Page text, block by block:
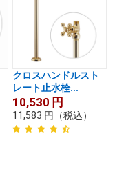
クロスハンドルスト
レート止水栓...
10,530 円
11,583 円 （税込）